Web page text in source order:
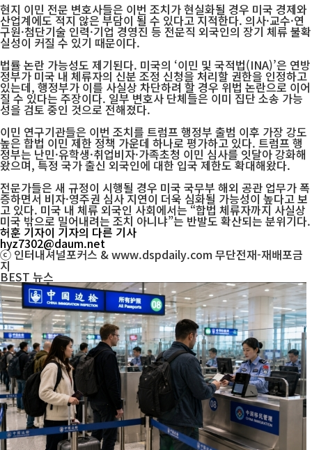
현지 이민 전문 변호사들은 이번 조치가 현실화될 경우 미국 경제와
산업계에도 적지 않은 부담이 될 수 있다고 지적한다. 의사·교수·연
구원·첨단기술 인력·기업 경영진 등 전문직 외국인의 장기 체류 불확
실성이 커질 수 있기 때문이다.
법률 논란 가능성도 제기된다. 미국의 ‘이민 및 국적법(INA)’은 연방
정부가 미국 내 체류자의 신분 조정 신청을 처리할 권한을 인정하고
있는데, 행정부가 이를 사실상 차단하려 할 경우 위법 논란으로 이어
질 수 있다는 주장이다. 일부 변호사 단체들은 이미 집단 소송 가능
성을 검토 중인 것으로 전해졌다.
이민 연구기관들은 이번 조치를 트럼프 행정부 출범 이후 가장 강도
높은 합법 이민 제한 정책 가운데 하나로 평가하고 있다. 트럼프 행
정부는 난민·유학생·취업비자·가족초청 이민 심사를 잇달아 강화해
왔으며, 특정 국가 출신 외국인에 대한 입국 제한도 확대해왔다.
전문가들은 새 규정이 시행될 경우 미국 국무부 해외 공관 업무가 폭
증하면서 비자·영주권 심사 지연이 더욱 심화될 가능성이 높다고 보
고 있다. 미국 내 체류 외국인 사회에서는 “합법 체류자까지 사실상
미국 밖으로 밀어내려는 조치 아니냐”는 반발도 확산되는 분위기다.
허훈 기자이 기자의 다른 기사
hyz7302@daum.net
ⓒ 인터내셔널포커스 & www.dspdaily.com 무단전재-재배포금
지
BEST 뉴스